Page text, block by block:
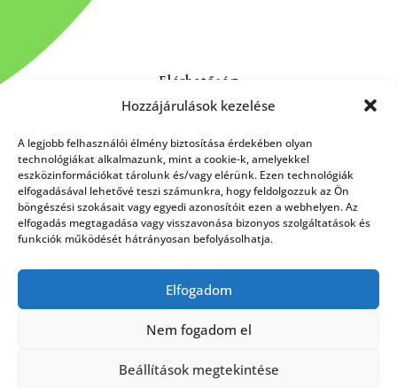
Hozzájárulások kezelése
A legjobb felhasználói élmény biztosítása érdekében olyan
technológiákat alkalmazunk, mint a cookie-k, amelyekkel
eszközinformációkat tárolunk és/vagy elérünk. Ezen technológiák
elfogadásával lehetővé teszi számunkra, hogy feldolgozzuk az Ön
böngészési szokásait vagy egyedi azonosítóit ezen a webhelyen. Az
elfogadás megtagadása vagy visszavonása bizonyos szolgáltatások és
funkciók működését hátrányosan befolyásolhatja.
Elfogadom
Nem fogadom el
Beállítások megtekintése
Elérhetőség
Kapcsolat
Rólunk
HÍRLEVÉL FELIRATKOZÁS